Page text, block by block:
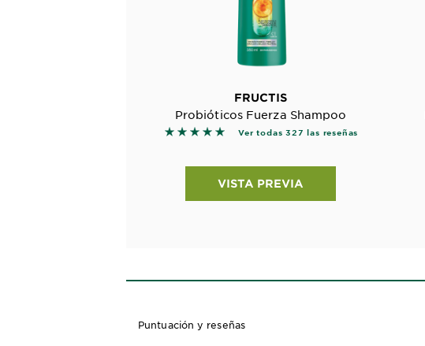
FRUCTIS
Probióticos Fuerza Shampoo
5 out of 5 stars based on reviews
Ver todas 327 las reseñas
VISTA PREVIA
Puntuación y reseñas